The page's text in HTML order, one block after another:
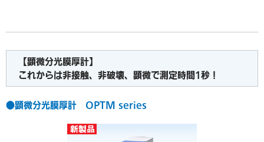
【顕微分光膜厚計】
これからは非接触、非破壊、顕微で測定時間1秒！
●顕微分光膜厚計 OPTM series